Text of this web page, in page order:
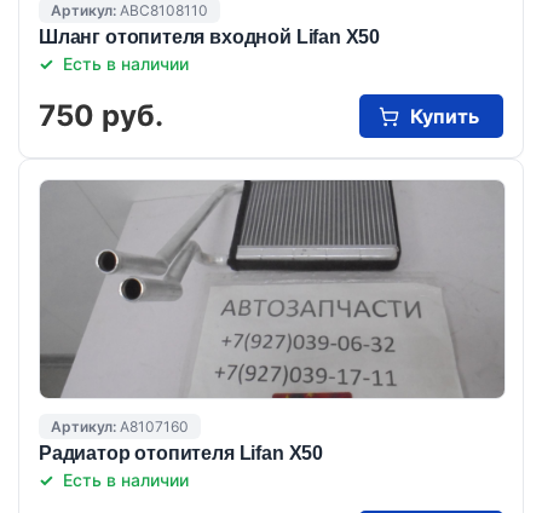
Артикул: ABC8108110
Шланг отопителя входной Lifan X50
Есть в наличии
750 руб. Купить
Артикул: A8107160
Радиатор отопителя Lifan X50
Есть в наличии